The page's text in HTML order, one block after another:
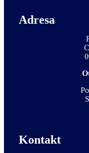
Adresa
Kontakt